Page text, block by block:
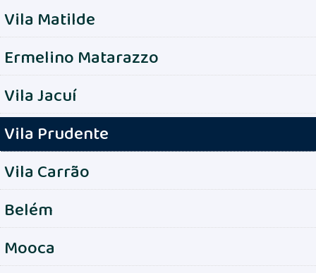
Vila Matilde
Ermelino Matarazzo
Vila Jacuí
Vila Prudente
Vila Carrão
Belém
Mooca